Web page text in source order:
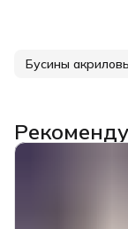
Бусины